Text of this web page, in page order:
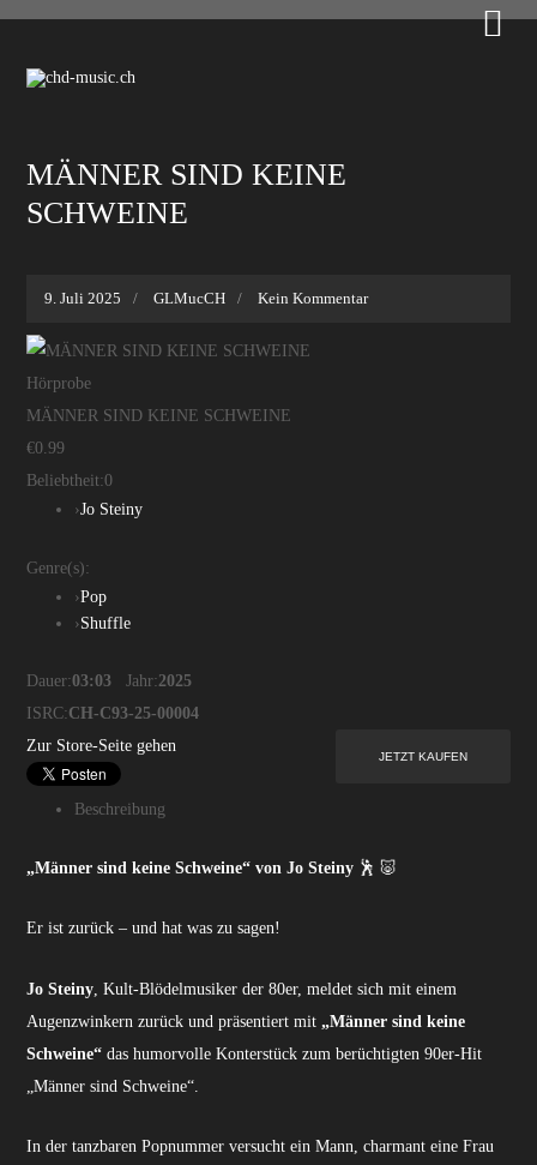

MÄNNER SIND KEINE
SCHWEINE
9. Juli 2025 GLMucCH Kein Kommentar
Hörprobe
MÄNNER SIND KEINE SCHWEINE
€0.99
Beliebtheit:0
›Jo Steiny
Genre(s):
›Pop
›Shuffle
Dauer:03:03 Jahr:2025
ISRC:CH-C93-25-00004
Zur Store-Seite gehen
Beschreibung
„Männer sind keine Schweine“ von Jo Steiny 🕺 🐷
Er ist zurück – und hat was zu sagen!
Jo Steiny , Kult-Blödelmusiker der 80er, meldet sich mit einem
Augenzwinkern zurück und präsentiert mit„Männer sind keine
Schweine“ das humorvolle Konterstück zum berüchtigten 90er-Hit
„Männer sind Schweine“.
In der tanzbaren Popnummer versucht ein Mann, charmant eine Frau